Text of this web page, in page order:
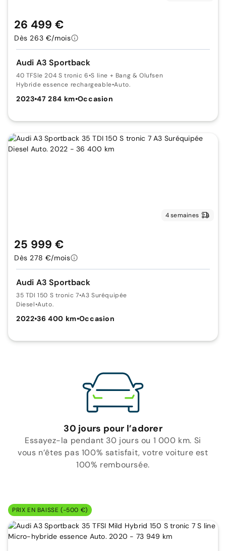
Audi A3 Sportback
40 TFSIe 204 S tronic 6•S line + Bang & Olufsen
Hybride essence rechargeable•Auto.
2023•47 284 km•Occasion
26 499 €
Dès 263 €/mois
4 semaines
Audi A3 Sportback
35 TDI 150 S tronic 7•A3 Suréquipée
Diesel•Auto.
2022•36 400 km•Occasion
25 999 €
Dès 278 €/mois
30 jours pour l’adorer
Essayez-la pendant 30 jours ou 1 000 km. Si
vous n’êtes pas 100% satisfait, votre voiture est
100% remboursée.
PRIX EN BAISSE (-500 €)